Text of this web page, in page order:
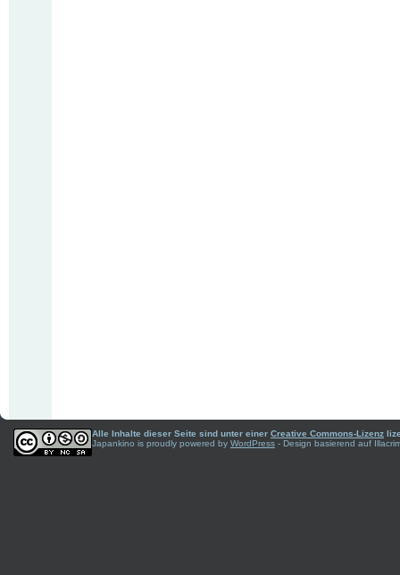
Alle Inhalte dieser Seite sind unter einer Creative Commons-Lizenz
Japankino is proudly powered by WordPress - Design basierend auf